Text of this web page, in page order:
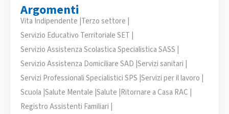
Argomenti
Vita Indipendente |Terzo settore |
Servizio Educativo Territoriale SET |
Servizio Assistenza Scolastica Specialistica SASS |
Servizio Assistenza Domiciliare SAD |Servizi sanitari |
Servizi Professionali Specialistici SPS |Servizi per il lavoro |
Scuola |Salute Mentale |Salute |Ritornare a Casa RAC |
Registro Assistenti Familiari |